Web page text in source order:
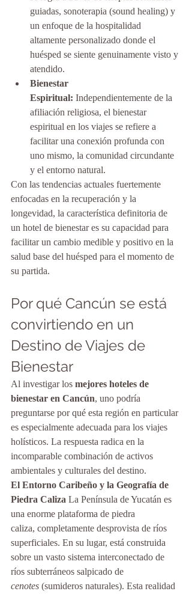
guiadas, sonoterapia (sound healing) y
un enfoque de la hospitalidad
altamente personalizado donde el
huésped se siente genuinamente visto y
atendido.
Bienestar
Espiritual: Independientemente de la
afiliación religiosa, el bienestar
espiritual en los viajes se refiere a
facilitar una conexión profunda con
uno mismo, la comunidad circundante
y el entorno natural.
Con las tendencias actuales fuertemente
enfocadas en la recuperación y la
longevidad, la característica definitoria de
un hotel de bienestar es su capacidad para
facilitar un cambio medible y positivo en la
salud base del huésped para el momento de
su partida.
Por qué Cancún se está
convirtiendo en un
Destino de Viajes de
Bienestar
Al investigar los mejores hoteles de
bienestar en Cancún, uno podría
preguntarse por qué esta región en particular
es especialmente adecuada para los viajes
holísticos. La respuesta radica en la
incomparable combinación de activos
ambientales y culturales del destino.
El Entorno Caribeño y la Geografía de
Piedra Caliza La Península de Yucatán es
una enorme plataforma de piedra
caliza, completamente desprovista de ríos
superficiales. En su lugar, está construida
sobre un vasto sistema interconectado de
ríos subterráneos salpicado de
cenotes (sumideros naturales). Esta realidad